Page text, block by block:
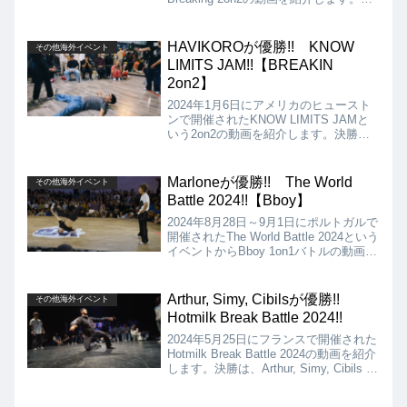
勝となりました!!
その他海外イベント
HAVIKOROが優勝!! KNOW
LIMITS JAM!!【BREAKIN
2on2】
2024年1月6日にアメリカのヒュースト
ンで開催されたKNOW LIMITS JAMと
いう2on2の動画を紹介します。決勝
した!!
その他海外イベント
Marloneが優勝!! The World
Battle 2024!!【Bboy】
2024年8月28日～9月1日にポルトガルで
開催されたThe World Battle 2024という
イベントからBboy 1on1バトルの動画を
スのMarloneが優勝となりました!!
その他海外イベント
Arthur, Simy, Cibilsが優勝!!
Hotmilk Break Battle 2024!!
2024年5月25日にフランスで開催された
Hotmilk Break Battle 2024の動画を紹介
します。決勝は、Arthur, Simy, Cibils vs